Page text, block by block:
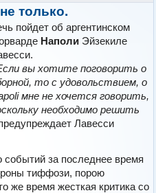
только.
пойдет об аргентинском
Наполи Эйзекиле
вы хотите поговорить о
то с удовольствием, о
мне не хочется говорить,
необходимо решить
Лавесси
за последнее время
тиффози, порою
же время жесткая критика со